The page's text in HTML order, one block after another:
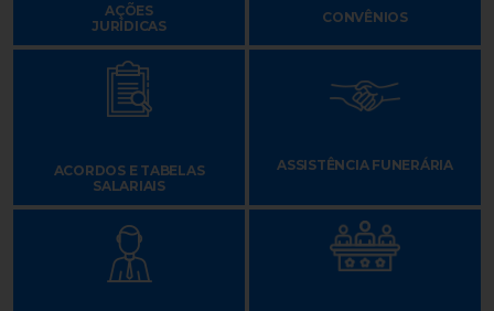
AÇÕES
JURÍDICAS
CONVÊNIOS
ACORDOS E TABELAS
SALARIAIS
ASSISTÊNCIA FUNERÁRIA